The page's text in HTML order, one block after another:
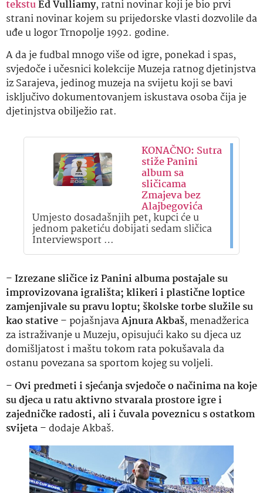
tekstuEd Vulliamy, ratni novinar koji je bio prvi
strani novinar kojem su prijedorske vlasti dozvolile da
uđe u logor Trnopolje 1992. godine.
A da je fudbal mnogo više od igre, ponekad i spas,
svjedoče i učesnici kolekcije Muzeja ratnog djetinjstva
iz Sarajeva, jedinog muzeja na svijetu koji se bavi
isključivo dokumentovanjem iskustava osoba čija je
djetinjstva obilježio rat.
KONAČNO: Sutra
stiže Panini
album sa
sličicama
Zmajeva bez
Alajbegovića
Umjesto dosadašnjih pet, kupci će u
jednom paketiću dobijati sedam sličica
Interviewsport …
–Izrezane sličice iz Panini albuma postajale su
improvizovana igrališta; klikeri i plastične loptice
zamjenjivale su pravu loptu; školske torbe služile su
kao stative– pojašnjavaAjnura Akbaš, menadžerica
za istraživanje u Muzeju, opisujući kako su djeca uz
domišljatost i maštu tokom rata pokušavala da
ostanu povezana sa sportom kojeg su voljeli.
–Ovi predmeti i sjećanja svjedoče o načinima na koje
su djeca u ratu aktivno stvarala prostore igre i
zajedničke radosti, ali i čuvala poveznicu s ostatkom
svijeta– dodaje Akbaš.